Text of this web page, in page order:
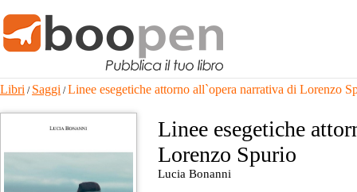
Libri / Saggi /Linee esegetiche attorno all`opera narrativa di Lorenzo
Linee esegetiche
Lorenzo Spurio
Lucia Bonanni